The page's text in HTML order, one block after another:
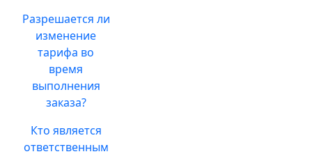
Разрешается ли
изменение
тарифа во
время
выполнения
заказа?
Кто является
ответственным